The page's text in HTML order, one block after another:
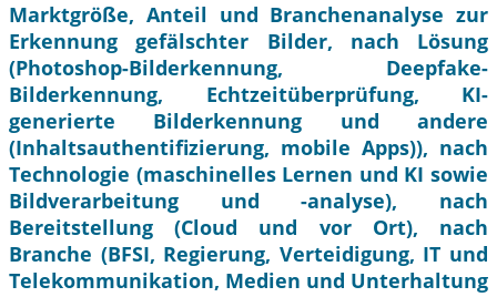
Marktgröße, Anteil und Branchenanalyse zur
Erkennung gefälschter Bilder, nach Lösung
(Photoshop-Bilderkennung, Deepfake-
Bilderkennung, Echtzeitüberprüfung, KI-
generierte Bilderkennung und andere
(Inhaltsauthentifizierung, mobile Apps)), nach
Technologie (maschinelles Lernen und KI sowie
Bildverarbeitung und -analyse), nach
Bereitstellung (Cloud und vor Ort), nach
Branche (BFSI, Regierung, Verteidigung, IT und
Telekommunikation, Medien und Unterhaltung